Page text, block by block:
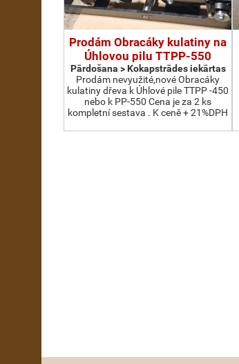
Prodám Obracáky kulatiny na
Úhlovou pilu TTPP-550
Pārdošana > Kokapstrādes iekārtas
Prodám nevyužité,nové Obracáky
kulatiny dřeva k Úhlové pile TTPP -450
nebo k PP-550 Cena je za 2 ks
kompletní sestava . K ceně + 21%DPH